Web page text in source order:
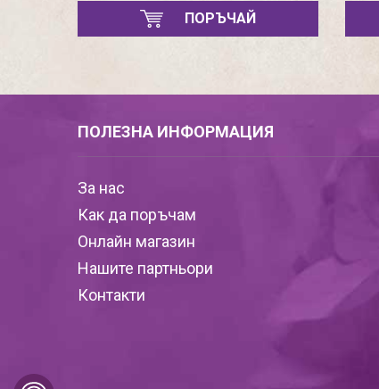
ПОРЪЧАЙ
ПОЛЕЗНА ИНФОРМАЦИЯ
За нас
Как да поръчам
Онлайн магазин
Нашите партньори
Контакти